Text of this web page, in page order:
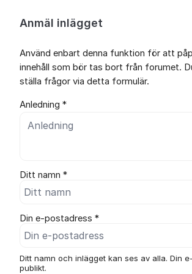
Anmäl inlägget
Använd enbart denna funktion för att
innehåll som bör tas bort från forumet.
ställa frågor via detta formulär.
Anledning *
Ditt namn *
Din e-postadress *
Ditt namn och inlägget kan ses av alla. Din
publikt.